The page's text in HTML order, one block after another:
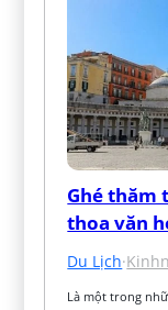
Ghé thăm
thoa văn
Du Lịch·
Là một trong